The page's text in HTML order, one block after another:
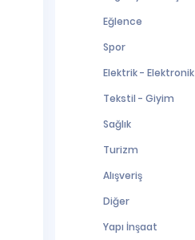
Eğlence
Spor
Elektrik - Elektronik
Tekstil - Giyim
Sağlık
Turizm
Alışveriş
Diğer
Yapı İnşaat